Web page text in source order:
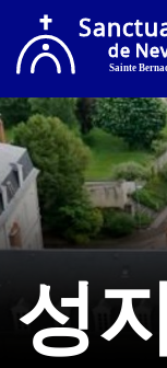
성